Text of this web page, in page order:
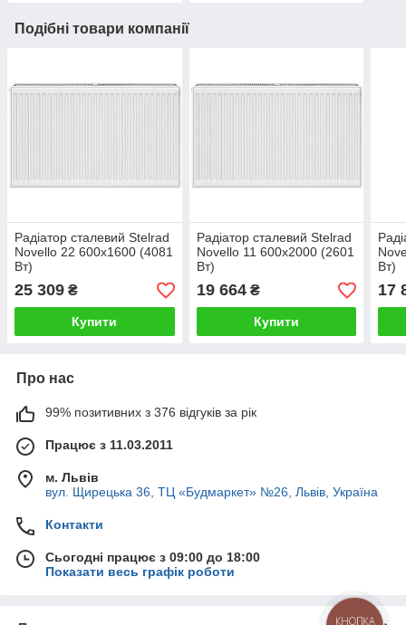
Подібні товари компанії
Радіатор сталевий Stelrad
Novello 22 600x1600 (4081
Вт)
25 309 ₴
Купити
Радіатор сталевий Stelrad
Novello 11 600x2000 (2601
Вт)
19 664₴
Купити
Вт)
17
Про нас
99% позитивних з 376 відгуків за рік
Працює з 11.03.2011
м. Львів
вул. Щирецька 36, ТЦ «Будмаркет» №26, Львів, Україна
Контакти
Сьогодні працює з 09:00 до 18:00
Показати весь графік роботи
КНОПКА